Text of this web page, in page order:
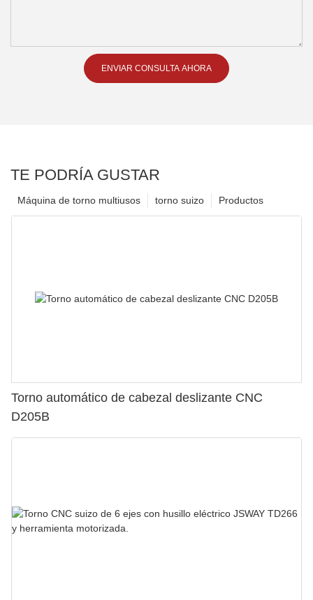
ENVIAR CONSULTA AHORA
TE PODRÍA GUSTAR
Productos
torno suizo
Máquina de torno multiusos
Torno automático de cabezal deslizante CNC
D205B